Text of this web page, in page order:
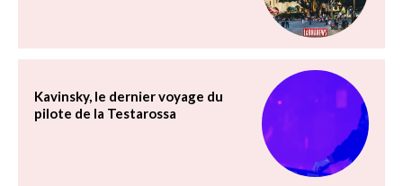
Kavinsky, le dernier voyage du
pilote de la Testarossa